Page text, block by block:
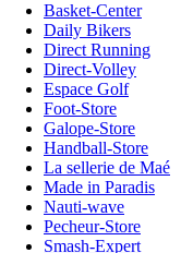
Basket-Center
Daily Bikers
Direct Running
Direct-Volley
Espace Golf
Foot-Store
Galope-Store
Handball-Store
La sellerie de Maé
Made in Paradis
Nauti-wave
Pecheur-Store
Smash-Expert